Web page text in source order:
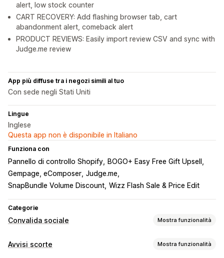
alert, low stock counter
CART RECOVERY: Add flashing browser tab, cart
abandonment alert, comeback alert
PRODUCT REVIEWS: Easily import review CSV and sync with
Judge.me review
App più diffuse tra i negozi simili al tuo
Con sede negli Stati Uniti
Lingue
Inglese
Questa app non è disponibile in Italiano
Funziona con
Pannello di controllo Shopify
BOGO+ Easy Free Gift Upsell
Gempage, eComposer Judge.me
SnapBundle Volume Discount Wizz Flash Sale & Price Edit
Categorie
Convalida sociale Mostra funzionalità
Tipi di contenuti
Avvisi scorte Mostra funzionalità